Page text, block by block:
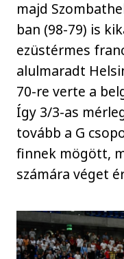
majd
ban (98-79) is
ezüstérmes
alulmaradt
70-re verte a
Így 3/3-as
tovább a G
finnek mögött,
számára véget